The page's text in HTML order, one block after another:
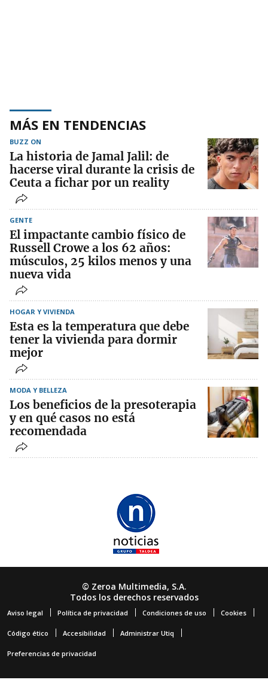
MÁS EN TENDENCIAS
BUZZ ON
La historia de Jamal Jalil: de
hacerse viral durante la crisis de
Ceuta a fichar por un reality
GENTE
El impactante cambio físico de
Russell Crowe a los 62 años:
músculos, 25 kilos menos y una
nueva vida
HOGAR Y VIVIENDA
Esta es la temperatura que debe
tener la vivienda para dormir
mejor
MODA Y BELLEZA
Los beneficios de la presoterapia
y en qué casos no está
recomendada
© Zeroa Multimedia, S.A.
Todos los derechos reservados
Aviso legal Política de privacidad Condiciones de uso Cookies
Código ético Accesibilidad Administrar Utiq
Preferencias de privacidad